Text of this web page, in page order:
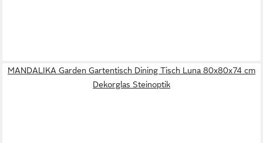
MANDALIKA Garden Gartentisch Dining Tisch Luna 80x80x74 cm
Dekorglas Steinoptik